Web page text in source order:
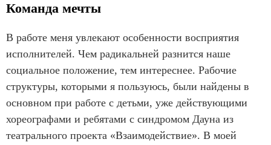
Команда мечты
В работе меня увлекают особенности восприятия
исполнителей. Чем радикальней разнится наше
социальное положение, тем интереснее. Рабочие
структуры, которыми я пользуюсь, были найдены в
основном при работе с детьми, уже действующими
хореографами и ребятами с синдромом Дауна из
театрального проекта «Взаимодействие». В моей